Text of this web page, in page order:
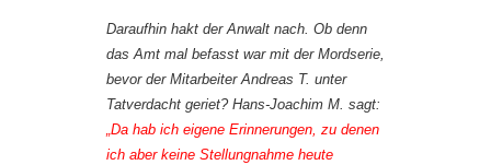
Daraufhin hakt der Anwalt nach. Ob denn
das Amt mal befasst war mit der Mordserie,
bevor der Mitarbeiter Andreas T. unter
Tatverdacht geriet? Hans-Joachim M. sagt:
„Da hab ich eigene Erinnerungen, zu denen
ich aber keine Stellungnahme heute